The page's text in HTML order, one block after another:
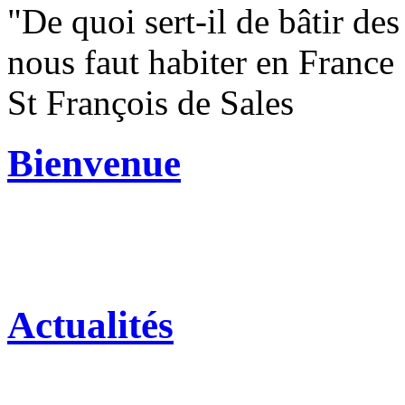
"De quoi sert-il de bâtir
nous faut habiter en France
St François de Sales
Bienvenue
Actualités